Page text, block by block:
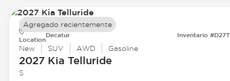
Location
Decatur Inventario
New SUV AWD Gasoline
2027 Kia Telluride
S
Agregado recientemente